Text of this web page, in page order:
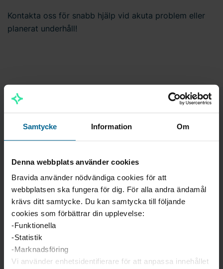
Samtycke Information Om
Denna webbplats använder cookies
Bravida använder nödvändiga cookies för att
webbplatsen ska fungera för dig. För alla andra ändamål
krävs ditt samtycke. Du kan samtycka till följande
cookies som förbättrar din upplevelse:
-Funktionella
-Statistik
-Marknadsföring
Vi använder enhetsidentifierare för att anpassa innehållet
Kontakta oss för snabb hjälp vid akuta problem eller
planerat underhåll!
Skadejour
040-14 50 00
AKUTA ÄRENDEN (BEMANNAS AV SECURITAS)
020-222 211
Jour Kyla/Ventilation
TELEFON
040-14 56 99